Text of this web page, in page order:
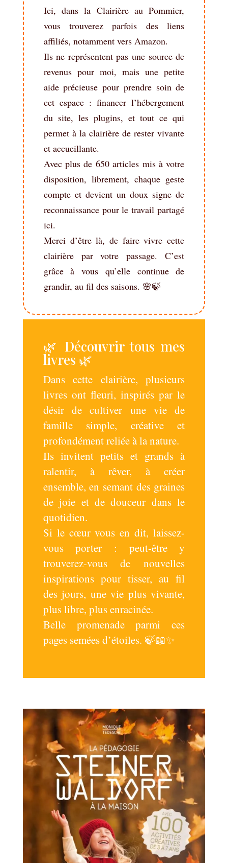
Ici, dans la Clairière au Pommier,
vous trouverez parfois des liens
affiliés, notamment vers Amazon.
Ils ne représentent pas une source de
revenus pour moi, mais une petite
aide précieuse pour prendre soin de
cet espace : financer l’hébergement
du site, les plugins, et tout ce qui
permet à la clairière de rester vivante
et accueillante.
Avec plus de 650 articles mis à votre
disposition, librement, chaque geste
compte et devient un doux signe de
reconnaissance pour le travail partagé
ici.
Merci d’être là, de faire vivre cette
clairière par votre passage. C’est
grâce à vous qu’elle continue de
grandir, au fil des saisons. 🌸🍃
🌿 Découvrir tous mes
livres 🌿
Dans cette clairière, plusieurs
livres ont fleuri, inspirés par le
désir de cultiver une vie de
famille simple, créative et
profondément reliée à la nature.
Ils invitent petits et grands à
ralentir, à rêver, à créer
ensemble, en semant des graines
de joie et de douceur dans le
quotidien.
Si le cœur vous en dit, laissez-
vous porter : peut-être y
trouverez-vous de nouvelles
inspirations pour tisser, au fil
des jours, une vie plus vivante,
plus libre, plus enracinée.
Belle promenade parmi ces
pages semées d’étoiles. 🍃📖✨